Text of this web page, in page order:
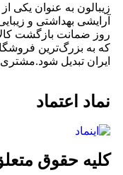
زیبالون به عنوان یکی
روز ضمانت بازگشت
که به بزرگ‌ترین
ایران تبدیل
نماد اعتماد
کلیه حقوق